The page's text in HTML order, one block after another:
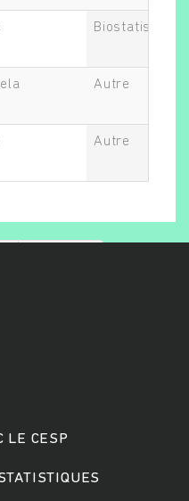
Autre
Autre
LE CESP